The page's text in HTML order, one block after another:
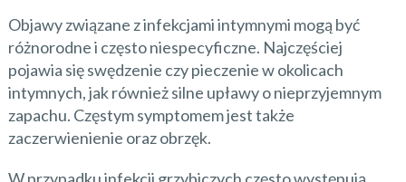
Objawy związane z infekcjami intymnymi mogą być
różnorodne i często niespecyficzne. Najczęściej
pojawia się swędzenie czy pieczenie w okolicach
intymnych, jak również silne upławy o nieprzyjemnym
zapachu. Częstym symptomem jest także
zaczerwienienie oraz obrzęk.